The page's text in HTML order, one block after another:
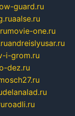
guard.ru
aalse.ru
movie-one.ru
andreislyusar.ru
i-grom.ru
dez.ru
delanalad.ru
roadli.ru